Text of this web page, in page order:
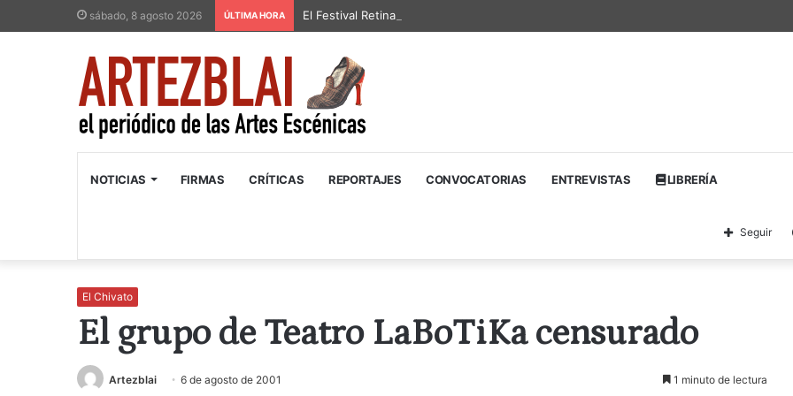
sábado, 8 agosto 2026 ÚLTIMA HORA El Festival Retina da el salto a Barcelona y Madrid y firma su edición más ambiciosa en
NOTICIAS FIRMAS CRÍTICAS REPORTAJES CONVOCATORIAS ENTREVISTAS LIBRERÍA
Seguir
El Chivato
El grupo de Teatro LaBoTiKa censurado
Artezblai 6 de agosto de 2001 1 minuto de lectura